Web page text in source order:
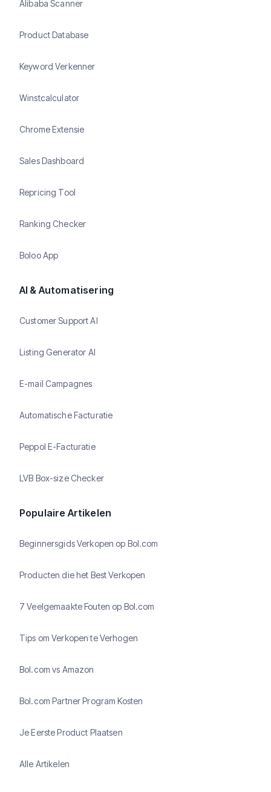
Alibaba Scanner
Product Database
Keyword Verkenner
Winstcalculator
Chrome Extensie
Sales Dashboard
Repricing Tool
Ranking Checker
Boloo App
AI & Automatisering
Customer Support AI
Listing Generator AI
E-mail Campagnes
Automatische Facturatie
Peppol E-Facturatie
LVB Box-size Checker
Populaire Artikelen
Beginnersgids Verkopen op Bol.com
Producten die het Best Verkopen
7 Veelgemaakte Fouten op Bol.com
Tips om Verkopen te Verhogen
Bol.com vs Amazon
Bol.com Partner Program Kosten
Je Eerste Product Plaatsen
Alle Artikelen